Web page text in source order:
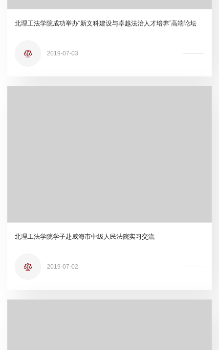
北理工法学院成功举办“新文科建设与卓越法治人才培养”高端论坛
2019-07-03
北理工法学院学子赴威海市中级人民法院实习交流
2019-07-02